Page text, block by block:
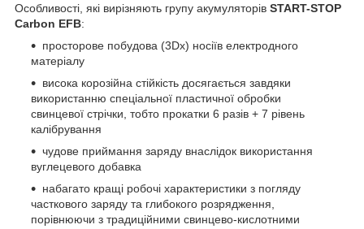
Особливості, які вирізняють групу акумуляторів START-STOP
Carbon EFB:
просторове побудова (3Dx) носіїв електродного
матеріалу
висока корозійна стійкість досягається завдяки
використанню спеціальної пластичної обробки
свинцевої стрічки, тобто прокатки 6 разів + 7 рівень
калібрування
чудове приймання заряду внаслідок використання
вуглецевого добавка
набагато кращі робочі характеристики з погляду
часткового заряду та глибокого розрядження,
порівнюючи з традиційними свинцево-кислотними